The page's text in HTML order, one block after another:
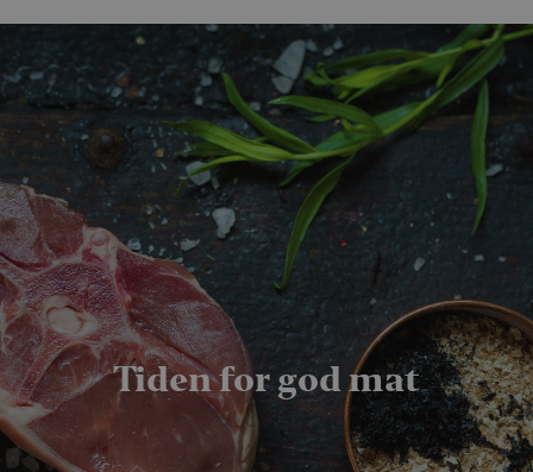
Tiden for god mat